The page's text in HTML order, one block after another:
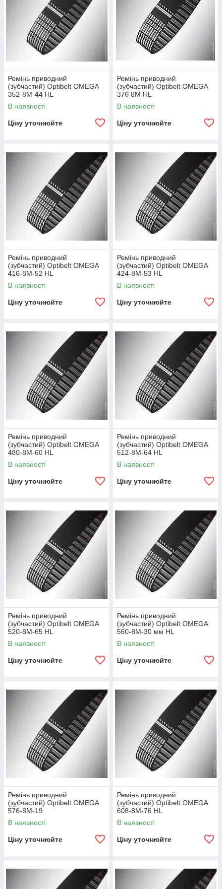
Машиностроение;
Заміна ланцюгів в залежності від області
застосування;
Роликові установки;
Деревна і паперова промисловість;
Текстильна промисловість;
Садова техніка.
Ремінь приводний
(зубчастий) Optibelt OMEGA
352-8M-44 HL
В наявності
Ціну уточнюйте
Ремінь приводний
(зубчастий) Optibelt OMEGA
376 8M HL
В наявності
Ціну уточнюйте
Ремінь приводний
(зубчастий) Optibelt OMEGA
416-8M-52 HL
В наявності
Ціну уточнюйте
Ремінь приводний
(зубчастий) Optibelt OMEGA
424-8M-53 HL
В наявності
Ціну уточнюйте
Ремінь приводний
(зубчастий) Optibelt OMEGA
480-8M-60 HL
В наявності
Ціну уточнюйте
Ремінь приводний
(зубчастий) Optibelt OMEGA
512-8M-64 HL
В наявності
Ціну уточнюйте
Ремінь приводний
(зубчастий) Optibelt OMEGA
520-8M-65 HL
В наявності
Ціну уточнюйте
Ремінь приводний
(зубчастий) Optibelt OMEGA
560-8M-30 мм HL
В наявності
Ціну уточнюйте
Ремінь приводний
(зубчастий) Optibelt OMEGA
576-8M-19
В наявності
Ціну уточнюйте
Ремінь приводний
(зубчастий) Optibelt OMEGA
608-8M-76 HL
В наявності
Ціну уточнюйте